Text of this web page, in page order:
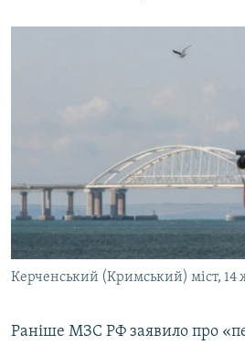
Керченський (Кримський) міст, 14
Раніше МЗС РФ заявило про